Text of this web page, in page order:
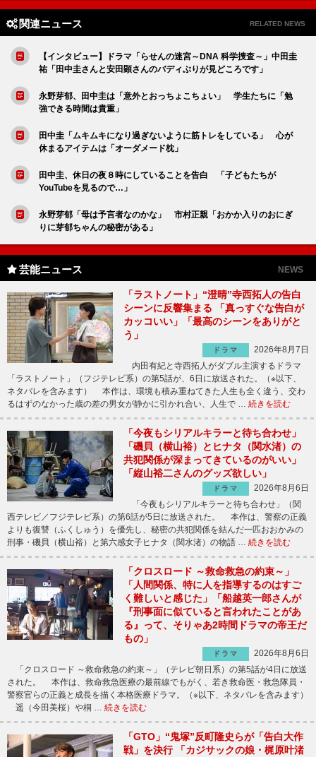
関連ニュース RELATED NEWS
【インタビュー】ドラマ「らせんの迷宮～DNA 科学捜査～」中田圭
祐「田中圭さんと安田顕さんのバディぶりが見どころです」
永野芽郁、田中圭は「意外とおっちょこちょい」 学生たちに「勉
強できる時間は貴重」
田中圭「ムキムキになり過ぎないように筋トレをしている」 心が
休まるアイテムは「オーダメード枕」
田中圭、休日の夜８時にしていることを告白 「子どもたちが
YouTubeを見るので…」
永野芽郁「母は予言者なのかな」 市村正親「おかか入りのおにぎ
りに芽郁ちゃんの秘密がある」
芸能ニュース NEWS
「ラストノート」“澄晴”寺西拓人の告白
シーンに反響集まる 「真っすぐな告白が
カッコいい」「最高のシーンをありがと
う」
ドラマ
2026年8月7日
内田有紀と寺西拓人がダブル主演するドラマ
「ラストノート」（フジテレビ系）の第5話が、6日に放送された。（※以下、
ネタバレを含みます） 本作は、環境も積み重ねてきた人生も全く違う、交わ
るはずのなかった歳の差の男女が静かに引かれ合い、人生で … 続きを読む
「今夜もシリアルキラーと待ち合わせ」
「磯貝（横山裕）とヒナタ（関水渚）の
共犯関係が深まってきているのがいい」
「縦山裕二さんのグッズ欲しい」
ドラマ
2026年8月6日
「今夜もシリアルキラーと待ち合わせ」（関
西テレビ／フジテレビ系）の第6話が5日に放送された。 本作は、警察の正義
よりも復讐（ふくしゅう）を優先し、秘密の共犯関係を結んだ一匹おおかみの
刑事・磯貝（横山裕）と第六感女子ヒナタ（関水渚）の物語 … 続きを読む
「クロスロード ～救命救急の約束～」
「人間関係、特に人を指導するのはすご
く難しいと感じた」「船越英一郎さんが
『刑事面に似ていると言われたことがあ
る』って、そりゃあ2時間ドラマの帝王だ
もの」
ドラマ
2026年8月6日
「クロスロード ～救命救急の約束～」（テレビ朝日系）の第5話が4日に放送
された。 本作は、救命救急医療の最前線でもがく、若き救命医・救急隊員・
警察官らの正義と成長を描く本格医療ドラマ。（※以下、ネタバレを含みます）
遥（今田美桜）や桐 … 続きを読む
「GTO」“鬼塚”反町隆史らが「告白大作
戦」を決行 「カジサックの娘・梶原叶渚